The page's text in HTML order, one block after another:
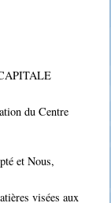
du Centre
et Nous,
visées aux